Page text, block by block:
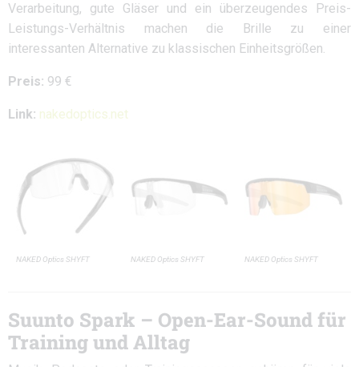
Verarbeitung, gute Gläser und ein überzeugendes Preis-
Leistungs-Verhältnis machen die Brille zu einer
interessanten Alternative zu klassischen Einheitsgrößen.
Preis: 99 €
Link: nakedoptics.net
NAKED Optics SHYFT NAKED Optics SHYFT NAKED Optics SHYFT
Suunto Spark – Open-Ear-Sound für
Training und Alltag